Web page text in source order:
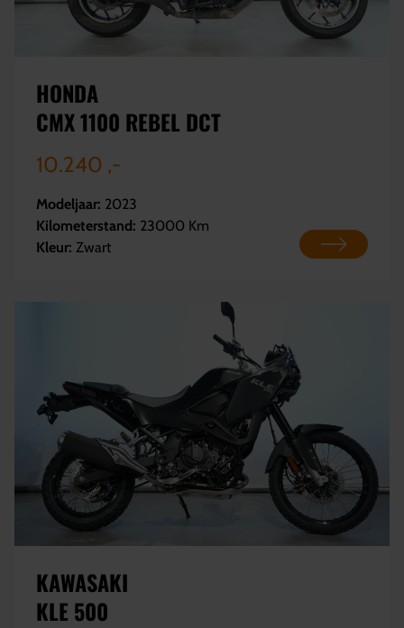
HONDA
CMX 1100 REBEL DCT
10.240 ,-
Modeljaar: 2023
Kilometerstand: 23000 Km
Kleur: Zwart
KAWASAKI
KLE 500